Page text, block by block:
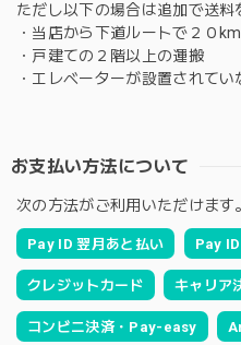
ただし以下の場合は追加で送料
・当店から下道ルートで２０
・戸建ての２階以上の運搬
・エレベーターが設置されて
お支払い方法について
次の方法がご利用いただけます。
Pay ID 翌月あと払い Pay
クレジットカード キャリア
コンビニ決済・Pay-easy